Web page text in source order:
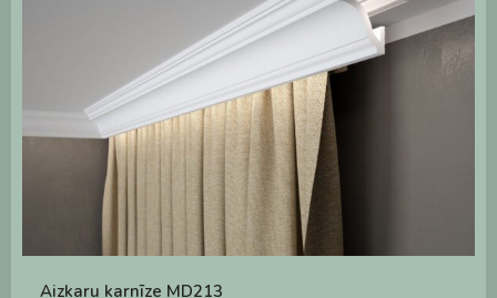
Aizkaru karnīze MD213